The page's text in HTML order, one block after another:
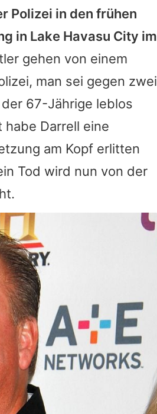
Polizei in den frühen
in Lake Havasu City im
gehen von einem
man sei gegen zwei
67-Jährige leblos
Darrell eine
am Kopf erlitten
Tod wird nun von der